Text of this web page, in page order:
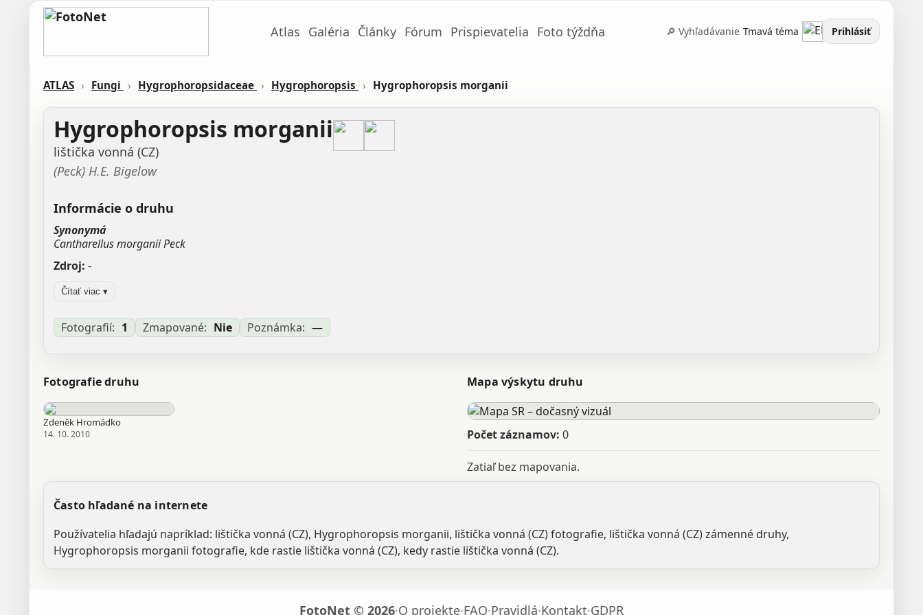
Atlas Galéria Články Fórum Prispievatelia Foto týždňa 🔎 Vyhľadávanie Tmavá téma Prihlásiť
ATLAS › Fungi › Hygrophoropsidaceae › Hygrophoropsis › Hygrophoropsis morganii
Hygrophoropsis morganii
lištička vonná (CZ)
(Peck) H.E. Bigelow
Informácie o druhu
Synonymá
Cantharellus morganii Peck
Zdroj: -
Aktualizované: —, 04.03.2026 21:08
Čítať viac ▾
Fotografií: 1 Zmapované: Nie Poznámka: —
Fotografie druhu
Zdeněk Hromádko
14. 10. 2010
Mapa výskytu druhu
Počet záznamov: 0
Zatiaľ bez mapovania.
Často hľadané na internete
Používatelia hľadajú napríklad: lištička vonná (CZ), Hygrophoropsis morganii, lištička vonná (CZ) fotografie, lištička vonná (CZ) zámenné druhy,
Hygrophoropsis morganii fotografie, kde rastie lištička vonná (CZ), kedy rastie lištička vonná (CZ).
FotoNet © 2026·O projekte·FAQ·Pravidlá·Kontakt·GDPR